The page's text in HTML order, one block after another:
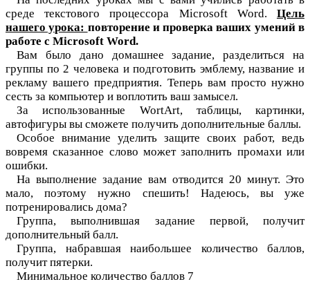
среде текстового процессора Microsoft Word. Цель
нашего урока: повторение и проверка ваших умений в
работе с Microsoft Word.
Вам было дано домашнее задание, разделиться на
группы по 2 человека и подготовить эмблему, название и
рекламу вашего предприятия. Теперь вам просто нужно
сесть за компьютер и воплотить ваш замысел.
За использованные WortArt, таблицы, картинки,
автофигуры вы сможете получить дополнительные баллы.
Особое внимание уделить защите своих работ, ведь
вовремя сказанное слово может заполнить промахи или
ошибки.
На выполнение задание вам отводится 20 минут. Это
мало, поэтому нужно спешить! Надеюсь, вы уже
потренировались дома?
Группа, выполнившая задание первой, получит
дополнительный балл.
Группа, набравшая наибольшее количество баллов,
получит пятерки.
Минимальное количество баллов 7